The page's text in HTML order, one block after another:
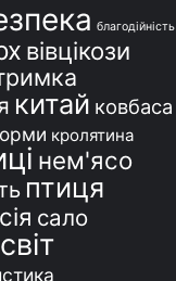
благодійність
вівцікози
китай ковбаса
кролятина
нем'ясо
птиця
сало
світ